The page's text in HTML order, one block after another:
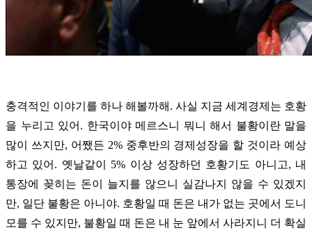
충격적인 이야기를 하나 해볼까해. 사실 지금 세계경제는 호황
을 누리고 있어. 한국이야 메르스니 뭐니 해서 불황이란 말을
많이 쓰지만, 어쨌든 2% 중후반의 경제성장을 할 것이라 예상
하고 있어. 옛날같이 5% 이상 성장하던 호황기도 아니고, 내
통장에 꽂히는 돈이 늘지를 않으니 실감나지 않을 수 있겠지
만, 일단 불황은 아니야. 호황일 때 돈은 내가 없는 곳에서 도니
모를 수 있지만, 불황일 때 돈은 내 눈 앞에서 사라지니 더 확실